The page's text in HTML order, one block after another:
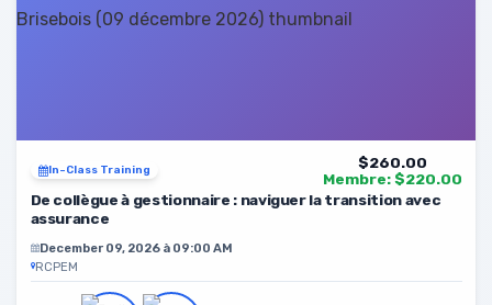
In-Class Training
$260.00
Membre: $220.00
De collègue à gestionnaire : naviguer la transition avec
assurance
December 09, 2026 à 09:00 AM
RCPEM